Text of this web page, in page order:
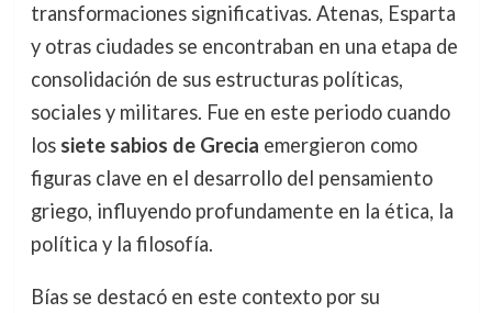
transformaciones significativas. Atenas, Esparta
y otras ciudades se encontraban en una etapa de
consolidación de sus estructuras políticas,
sociales y militares. Fue en este periodo cuando
los siete sabios de Grecia emergieron como
figuras clave en el desarrollo del pensamiento
griego, influyendo profundamente en la ética, la
política y la filosofía.
Bías se destacó en este contexto por su